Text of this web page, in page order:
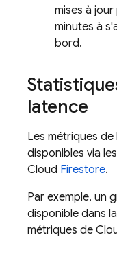
mises à
minutes à
bord.
latence
Les métriques
disponibles via
Cloud Firestore.
Par exemple, un
disponible dans
métriques de